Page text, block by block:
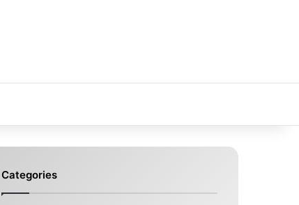
Categories